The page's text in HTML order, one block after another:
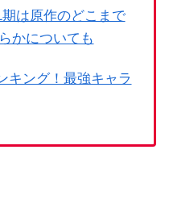
は原作のどこまで
かについても
キング！最強キャラ